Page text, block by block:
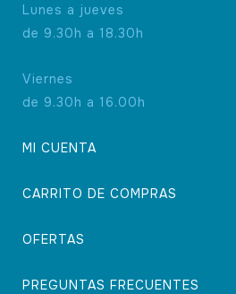
Lunes a jueves
de 9.30h a 18.30h
Viernes
de 9.30h a 16.00h
MI CUENTA
CARRITO DE COMPRAS
OFERTAS
PREGUNTAS FRECUENTES